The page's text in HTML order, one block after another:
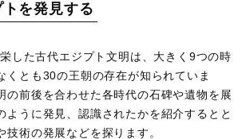
を発見する
した古代エジプト文明は、大きく9つの時
くとも30の王朝の存在が知られていま
の前後を合わせた各時代の石碑や遺物を展
ように発見、認識されたかを紹介するとと
技術の発展などを探ります。